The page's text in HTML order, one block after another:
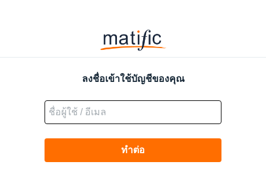
Matific
Logo
ลงชื่อเข้าใช้บัญชีของคุณ
ทำต่อ